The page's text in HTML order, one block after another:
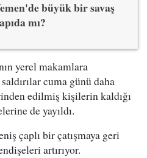
büyük bir savaş
mı?
yerel makamlara
cuma günü daha
edilmiş kişilerin kaldığı
de yayıldı.
çaplı bir çatışmaya geri
artırıyor.